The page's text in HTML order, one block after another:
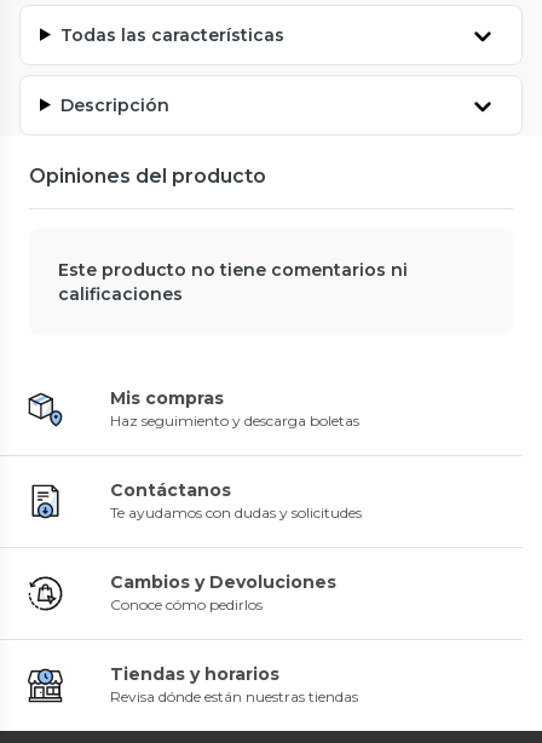
Todas las características
Descripción
Opiniones del producto
Este producto no tiene comentarios ni
calificaciones
Mis compras
Haz seguimiento y descarga boletas
Contáctanos
Te ayudamos con dudas y solicitudes
Cambios y Devoluciones
Conoce cómo pedirlos
Tiendas y horarios
Revisa dónde están nuestras tiendas